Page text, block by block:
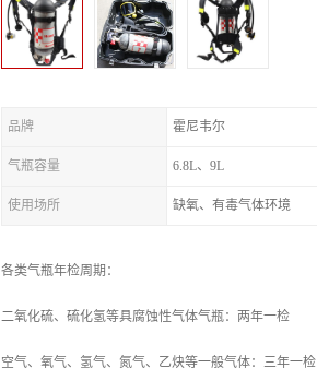
品牌 霍尼韦尔
气瓶容量 6.8L、9L
使用场所 缺氧、有毒气体环境
各类气瓶年检周期：
二氧化硫、硫化氢等具腐蚀性气体气瓶：两年一检
空气、氧气、氢气、氮气、乙炔等一般气体：三年一检